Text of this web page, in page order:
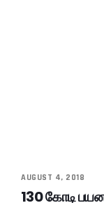
AUGUST 4, 2018
130 கோடி